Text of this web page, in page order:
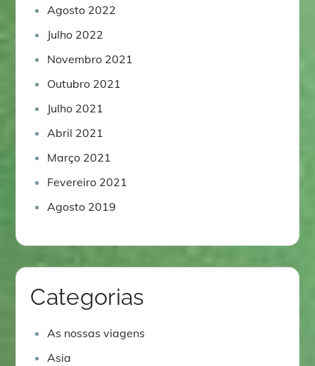
Agosto 2022
Julho 2022
Novembro 2021
Outubro 2021
Julho 2021
Abril 2021
Março 2021
Fevereiro 2021
Agosto 2019
Categorias
As nossas viagens
Asia